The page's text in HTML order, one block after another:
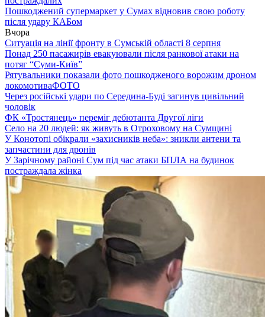
Пошкоджений супермаркет у Сумах відновив свою роботу
після удару КАБом
Вчора
Ситуація на лінії фронту в Сумській області 8 серпня
Понад 250 пасажирів евакуювали після ранкової атаки на
потяг “Суми-Київ”
Рятувальники показали фото пошкодженого ворожим дроном
локомотиваФОТО
Через російські удари по Середина-Буді загинув цивільний
чоловік
ФК «Тростянець» переміг дебютанта Другої ліги
Село на 20 людей: як живуть в Отроховому на Сумщині
У Конотопі обікрали «захисників неба»: зникли антени та
запчастини для дронів
У Зарічному районі Сум під час атаки БПЛА на будинок
постраждала жінка